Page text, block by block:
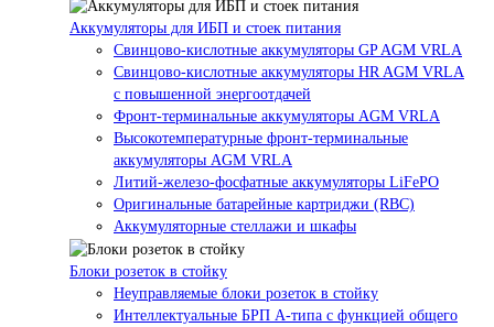
Аккумуляторы для ИБП и стоек питания
Свинцово-кислотные аккумуляторы GP AGM VRLA
Свинцово-кислотные аккумуляторы HR AGM VRLA
с повышенной энергоотдачей
Фронт-терминальные аккумуляторы AGM VRLA
Высокотемпературные фронт-терминальные
аккумуляторы AGM VRLA
Литий-железо-фосфатные аккумуляторы LiFePO
Оригинальные батарейные картриджи (RBC)
Аккумуляторные стеллажи и шкафы
Блоки розеток в стойку
Неуправляемые блоки розеток в стойку
Интеллектуальные БРП А-типа с функцией общего